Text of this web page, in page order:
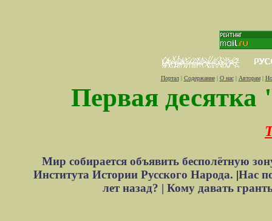
Портал| Содержание| О нас| Авторам|
Первая десятка
Мир собирается объявить бесполётную
Института Истории Русского Народа. |Нас
лет назад? | Кому давать